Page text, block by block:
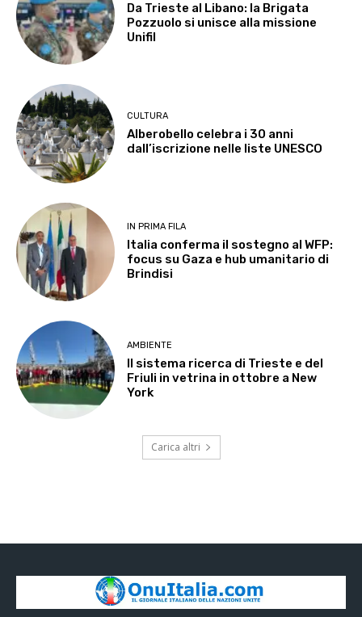
Da Trieste al Libano: la Brigata
Pozzuolo si unisce alla missione
Unifil
CULTURA
Alberobello celebra i 30 anni
dall’iscrizione nelle liste UNESCO
IN PRIMA FILA
Italia conferma il sostegno al WFP:
focus su Gaza e hub umanitario di
Brindisi
AMBIENTE
Il sistema ricerca di Trieste e del
Friuli in vetrina in ottobre a New
York
Carica altri